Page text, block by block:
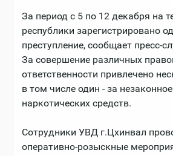
За период с 5 по 12 декабря на
республики зарегистрировано
преступление, сообщает
За совершение различных
ответственности привлечено
в том числе один - за
наркотических средств.
Сотрудники УВД г.Цхинвал
оперативно-розыскные